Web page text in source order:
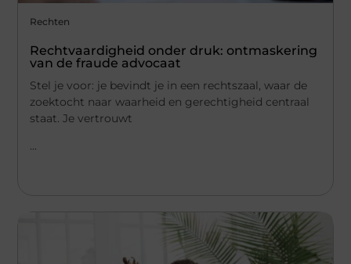
Rechten
Rechtvaardigheid onder druk: ontmaskering
van de fraude advocaat
Stel je voor: je bevindt je in een rechtszaal, waar de
zoektocht naar waarheid en gerechtigheid centraal
staat. Je vertrouwt
...